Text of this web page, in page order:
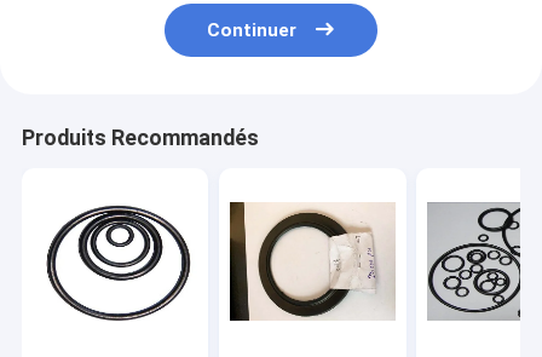
Continuer
Produits Recommandés